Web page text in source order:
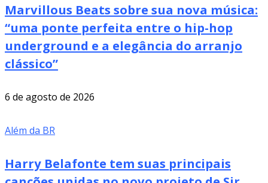
Marvillous Beats sobre sua nova música:
“uma ponte perfeita entre o hip-hop
underground e a elegância do arranjo
clássico”
6 de agosto de 2026
Além da BR
Harry Belafonte tem suas principais